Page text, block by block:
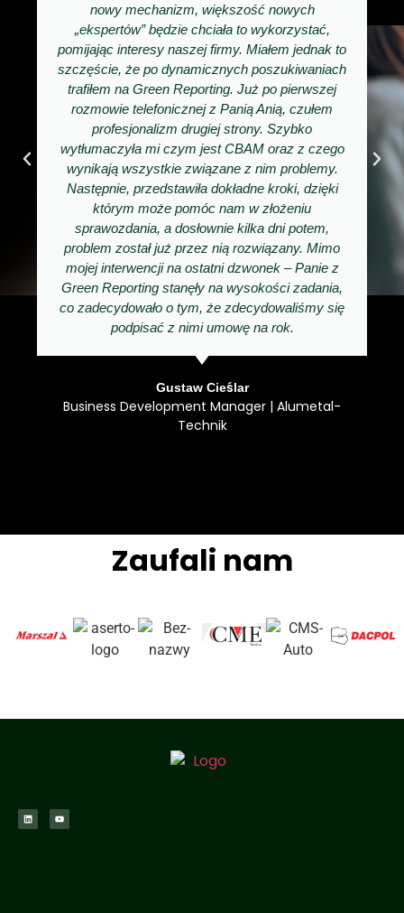
nowy mechanizm, większość nowych
„ekspertów” będzie chciała to wykorzystać,
pomijając interesy naszej firmy. Miałem jednak to
szczęście, że po dynamicznych poszukiwaniach
trafiłem na Green Reporting. Już po pierwszej
rozmowie telefonicznej z Panią Anią, czułem
profesjonalizm drugiej strony. Szybko
wytłumaczyła mi czym jest CBAM oraz z czego
wynikają wszystkie związane z nim problemy.
Następnie, przedstawiła dokładne kroki, dzięki
którym może pomóc nam w złożeniu
sprawozdania, a dosłownie kilka dni potem,
problem został już przez nią rozwiązany. Mimo
mojej interwencji na ostatni dzwonek – Panie z
Green Reporting stanęły na wysokości zadania,
co zadecydowało o tym, że zdecydowaliśmy się
podpisać z nimi umowę na rok.
Gustaw Cieślar
Business Development Manager | Alumetal-
Technik
Zaufali nam